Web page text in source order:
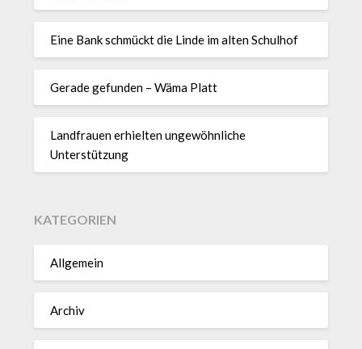
Eine Bank schmückt die Linde im alten Schulhof
Gerade gefunden – Wäma Platt
Landfrauen erhielten ungewöhnliche
Unterstützung
KATEGORIEN
Allgemein
Archiv